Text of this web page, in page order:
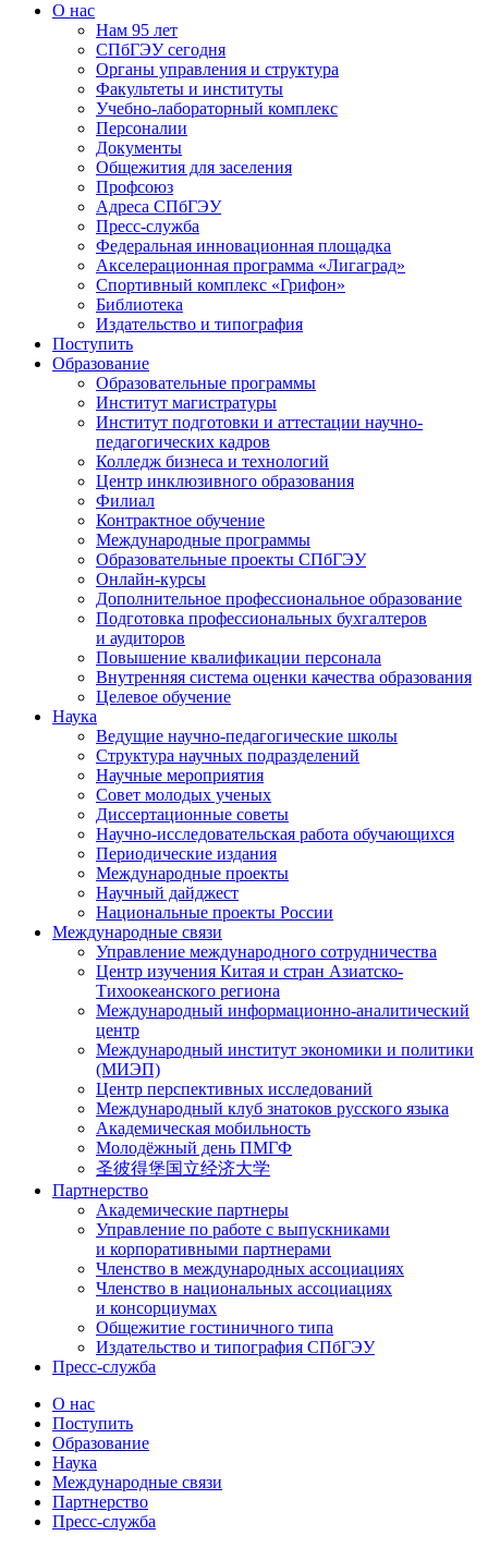
О нас
Нам 95 лет
СПбГЭУ сегодня
Органы управления и структура
Факультеты и институты
Учебно-лабораторный комплекс
Персоналии
Документы
Общежития для заселения
Профсоюз
Адреса СПбГЭУ
Пресс-служба
Федеральная инновационная площадка
Акселерационная программа «Лигаград»­­
Спортивный комплекс «Грифон»
Библиотека
Издательство и типография
Поступить
Образование
Образовательные программы
Институт магистратуры
Институт подготовки и аттестации научно-
педагогических кадров
Колледж бизнеса и технологий
Центр инклюзивного образования
Филиал
Контрактное обучение
Международные программы
Образовательные проекты СПбГЭУ
Онлайн-курсы
Дополнительное профессиональное образование
Подготовка профессиональных бухгалтеров
и аудиторов
Повышение квалификации персонала
Внутренняя система оценки качества образования
Целевое обучение
Наука
Ведущие научно-педагогические школы
Структура научных подразделений
Научные мероприятия
Совет молодых ученых
Диссертационные советы
Научно-исследовательская работа обучающихся
Периодические издания
Международные проекты
Научный дайджест
Национальные проекты России
Международные связи
Управление международного сотрудничества
Центр изучения Китая и стран Азиатско-
Тихоокеанского региона
Международный информационно-аналитический
центр
Международный институт экономики и политики
(МИЭП)
Центр перспективных исследований
Международный клуб знатоков русского языка
Академическая мобильность
Молодёжный день ПМГФ
圣彼得堡国立经济大学
Партнерство
Академические партнеры
Управление по работе с выпускниками
и корпоративными партнерами
Членство в международных ассоциациях
Членство в национальных ассоциациях
и консорциумах
Общежитие гостиничного типа
Издательство и типография СПбГЭУ
Пресс-служба
О нас
Поступить
Образование
Наука
Международные связи
Партнерство
Пресс-служба